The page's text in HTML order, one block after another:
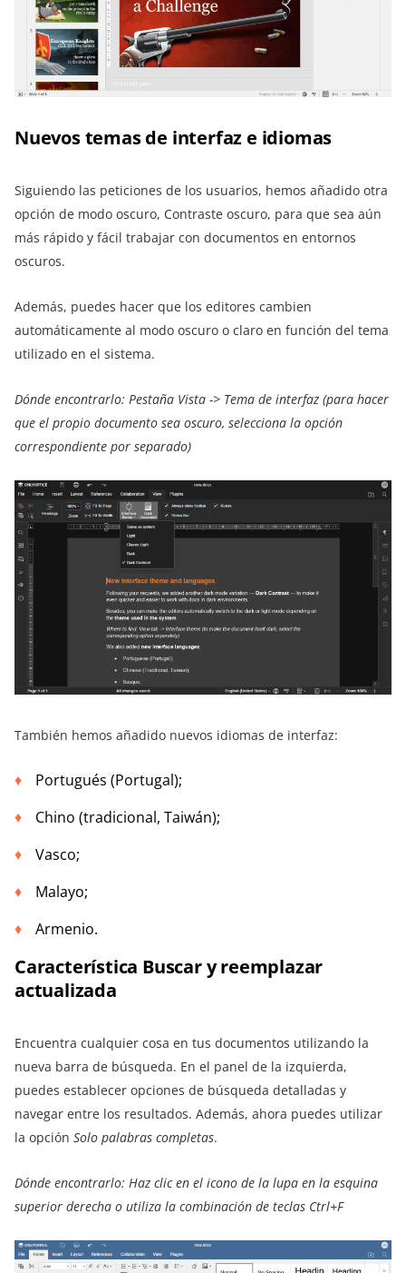
Nuevos temas de interfaz e idiomas
Siguiendo las peticiones de los usuarios, hemos añadido otra
opción de modo oscuro, Contraste oscuro, para que sea aún
más rápido y fácil trabajar con documentos en entornos
oscuros.
Además, puedes hacer que los editores cambien
automáticamente al modo oscuro o claro en función del tema
utilizado en el sistema.
Dónde encontrarlo: Pestaña Vista -> Tema de interfaz (para hacer
que el propio documento sea oscuro, selecciona la opción
correspondiente por separado)
También hemos añadido nuevos idiomas de interfaz:
Portugués (Portugal);
Chino (tradicional, Taiwán);
Vasco;
Malayo;
Armenio.
Característica Buscar y reemplazar
actualizada
Encuentra cualquier cosa en tus documentos utilizando la
nueva barra de búsqueda. En el panel de la izquierda,
puedes establecer opciones de búsqueda detalladas y
navegar entre los resultados. Además, ahora puedes utilizar
la opción Solo palabras completas.
Dónde encontrarlo: Haz clic en el icono de la lupa en la esquina
superior derecha o utiliza la combinación de teclas Ctrl+F